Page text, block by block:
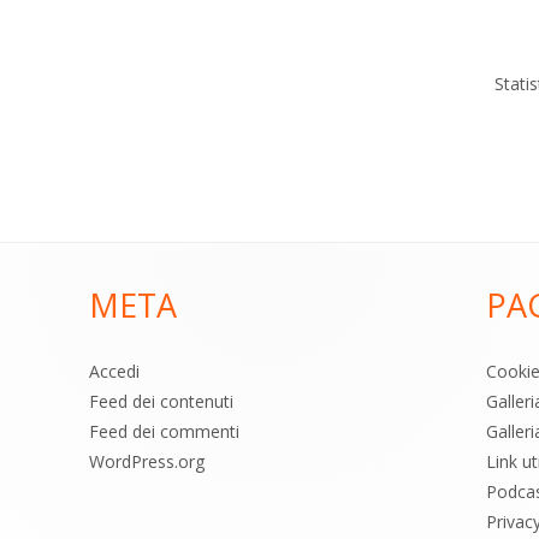
META
Accedi
Feed dei contenuti
Feed dei commenti
WordPress.org
Link